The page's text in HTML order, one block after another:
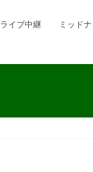
ライブ中継 ミッド